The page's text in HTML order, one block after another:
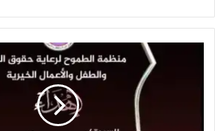
تنطلق من مهر عينيك
تمنحني مفتاح العالم
يتفتح جبينك
على نوافذ الأسرار
من بداية الكون